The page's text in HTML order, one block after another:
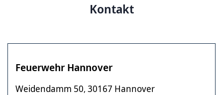
Kontakt
Feuerwehr Hannover
Weidendamm 50, 30167 Hannover